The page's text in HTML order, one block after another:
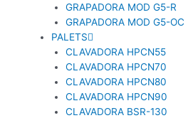
GRAPADORA MOD G5-R
GRAPADORA MOD G5-OC
PALETS
CLAVADORA HPCN55
CLAVADORA HPCN70
CLAVADORA HPCN80
CLAVADORA HPCN90
CLAVADORA BSR-130